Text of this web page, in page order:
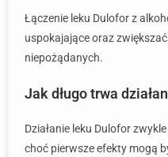
Łączenie leku Dulofor z
uspokajające oraz
niepożądanych.
Jak długo trwa
Działanie leku Dulofor
choć pierwsze efekty mogą